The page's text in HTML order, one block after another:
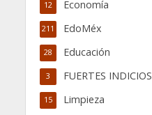
Economía
12
EdoMéx
211
Educación
28
FUERTES INDICIOS
3
Limpieza
15